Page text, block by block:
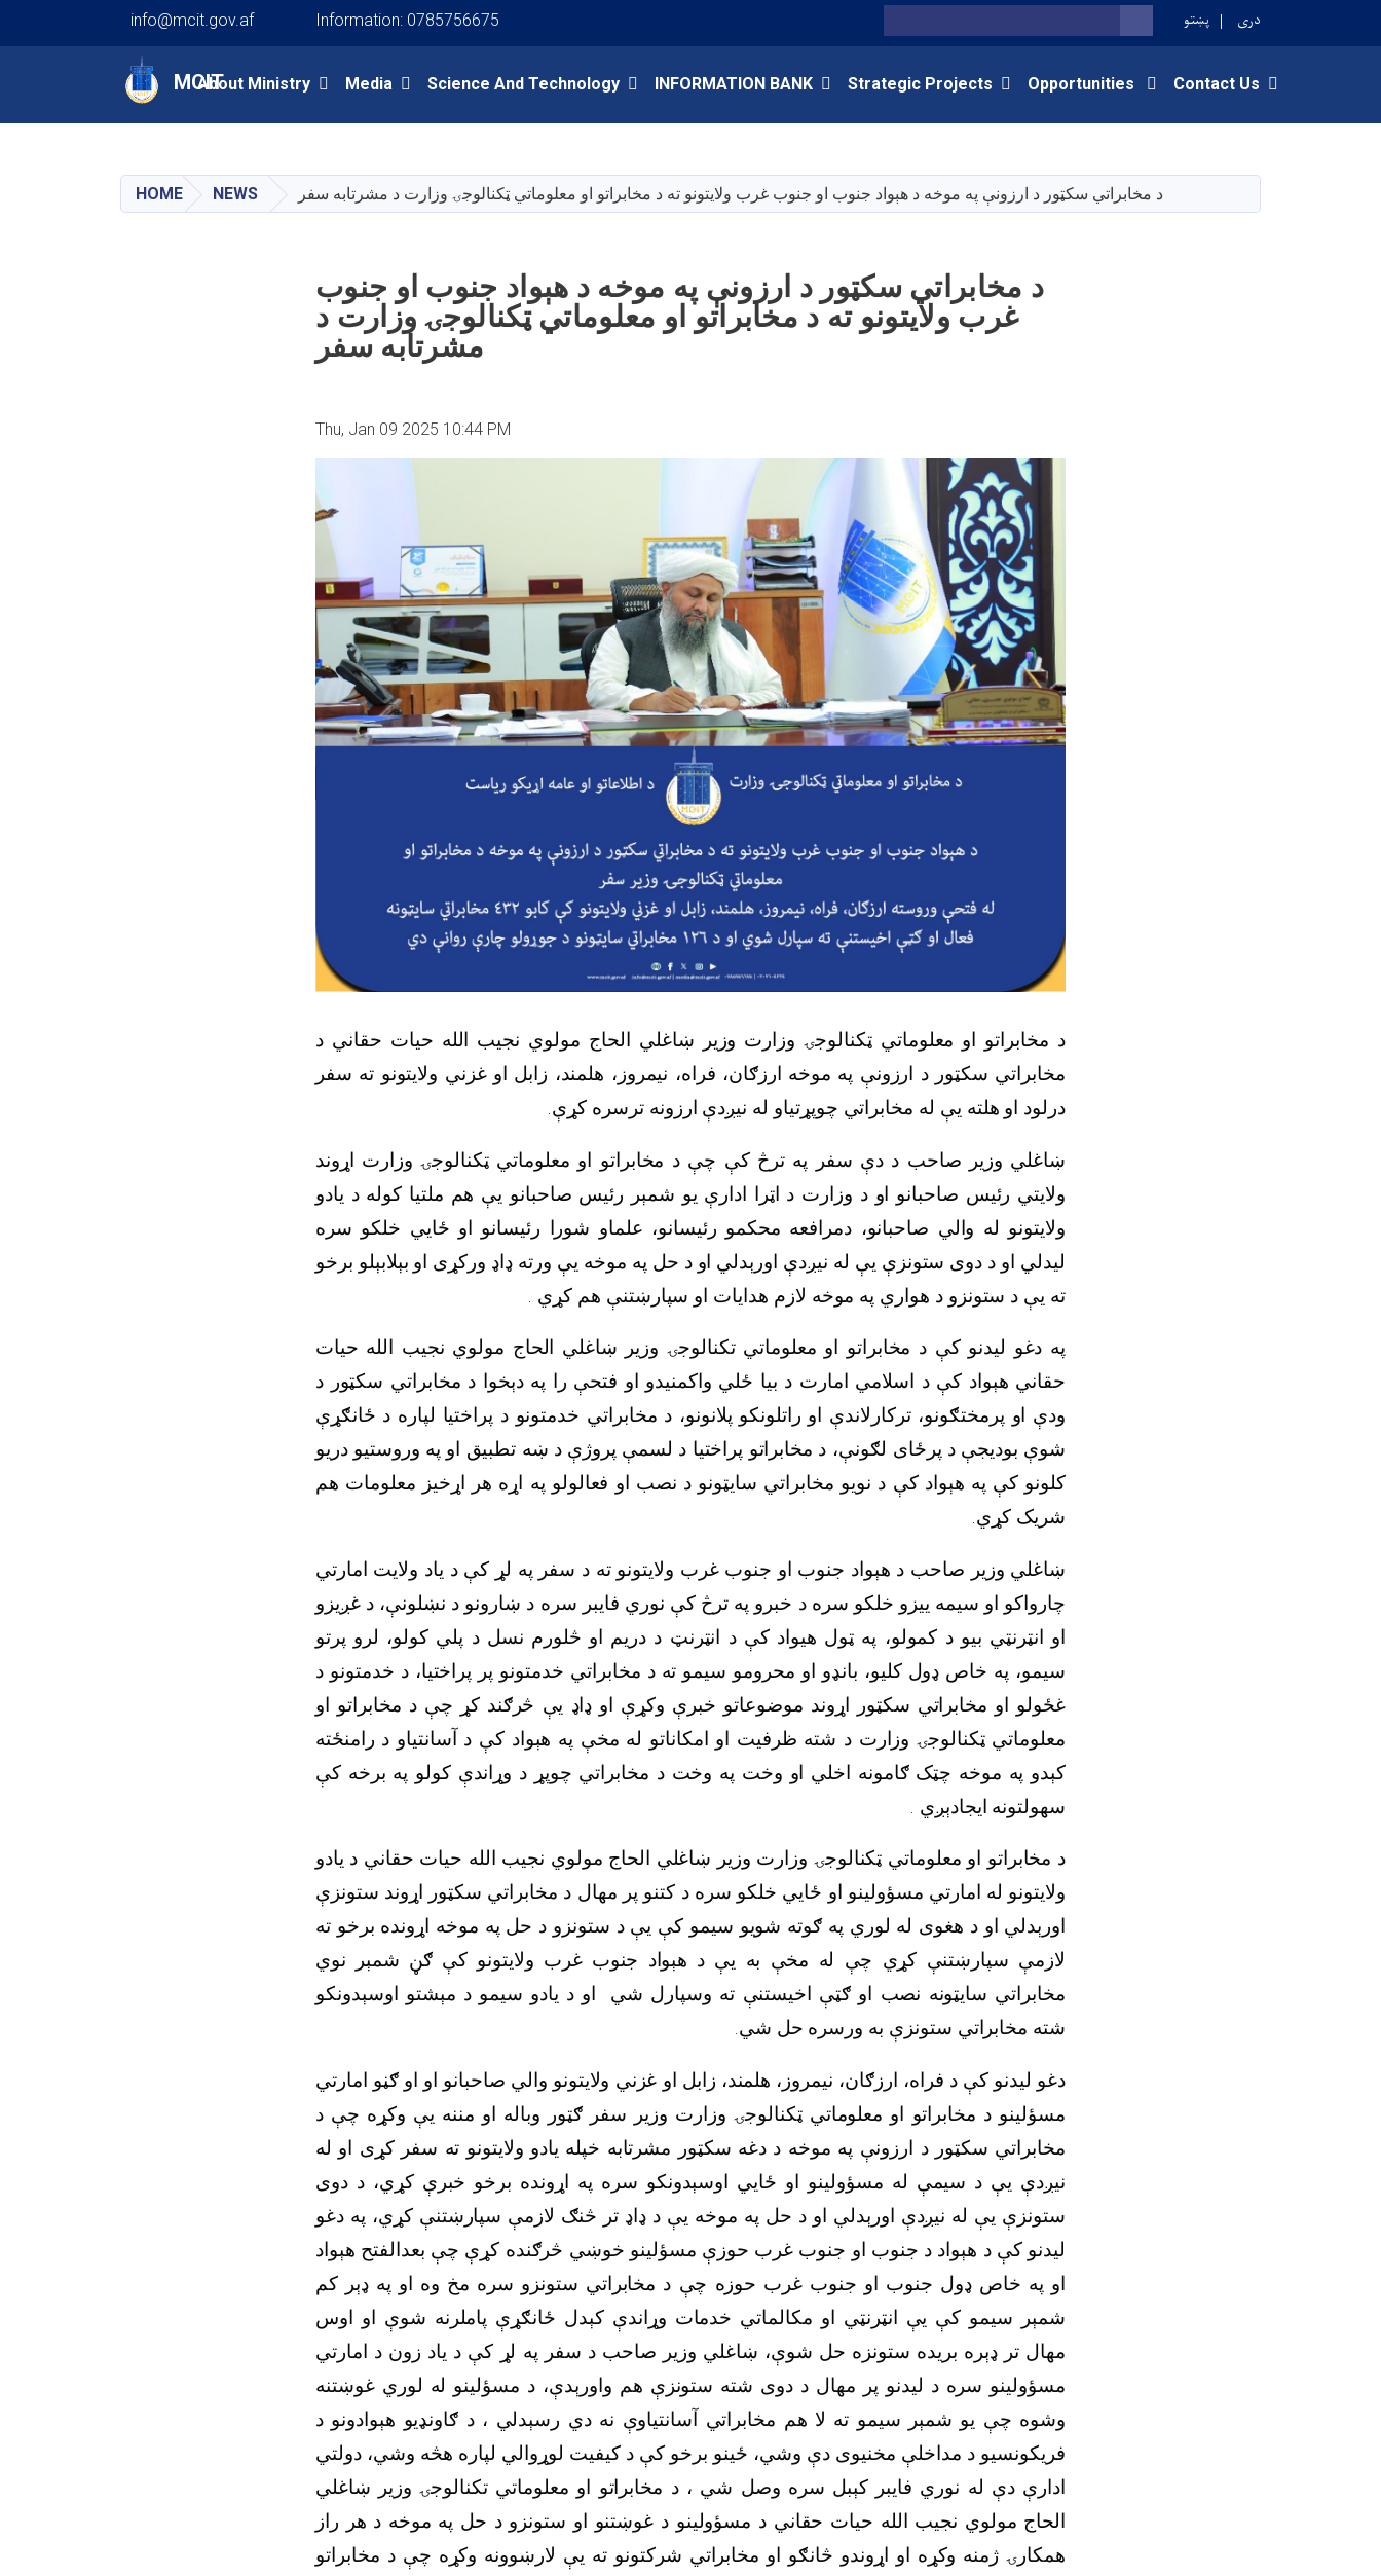
main
content
info@mcit.gov.af Information: 0785756675
SEARCH
پښتو دری
MCIT
Main navigation
About Ministry Media Science And Technology INFORMATION BANK Strategic Projects Opportunities Contact Us
HOME NEWS د مخابراتي سکټور د ارزونې په موخه د هېواد جنوب او جنوب غرب ولایتونو ته د مخابراتو او معلوماتي ټکنالوجۍ وزارت د مشرتابه سفر
د مخابراتي سکټور د ارزونې په موخه د هېواد جنوب او جنوب
غرب ولایتونو ته د مخابراتو او معلوماتي ټکنالوجۍ وزارت د
مشرتابه سفر
Thu, Jan 09 2025 10:44 PM
د مخابراتو او معلوماتي ټکنالوجۍ وزارت وزیر ښاغلي الحاج مولوي نجیب الله حیات حقاني د
مخابراتي سکټور د ارزونې په موخه ارزګان، فراه، نیمروز، هلمند، زابل او غزني ولایتونو ته سفر
درلود او هلته یې له مخابراتي چوپړتیاو له نیږدې ارزونه ترسره کړې.
ښاغلي وزیر صاحب د دې سفر په ترڅ کې چې د مخابراتو او معلوماتي ټکنالوجۍ وزارت اړوند
ولایتي رئیس صاحبانو او د وزارت د اټرا ادارې یو شمېر رئیس صاحبانو یې هم ملتیا کوله د یادو
ولایتونو له والي صاحبانو، دمرافعه محکمو رئیسانو، علماو شورا رئیسانو او ځايي خلکو سره
لیدلي او د دوی ستونزې یې له نیږدې اورېدلي او د حل په موخه یې ورته ډاډ ورکړی او بېلابېلو برخو
ته یې د ستونزو د هواري په موخه لازم هدایات او سپارښتنې هم کړي .
په دغو لیدنو کې د مخابراتو او معلوماتي تکنالوجۍ وزیر ښاغلي الحاج مولوي نجیب الله حیات
حقاني هېواد کې د اسلامي امارت د بیا ځلي واکمنیدو او فتحې را په دېخوا د مخابراتي سکټور د
ودې او پرمختګونو، ترکارلاندې او راتلونکو پلانونو، د مخابراتي خدمتونو د پراختیا لپاره د ځانګړې
شوې بودیجې د پرځای لګونې، د مخابراتو پراختیا د لسمې پروژې د ښه تطبیق او په وروستیو دریو
کلونو کې په هېواد کې د نویو مخابراتي سایټونو د نصب او فعالولو په اړه هر اړخیز معلومات هم
شریک کړي.
ښاغلي وزیر صاحب د هېواد جنوب او جنوب غرب ولایتونو ته د سفر په لړ کې د یاد ولایت امارتي
چارواکو او سیمه ییزو خلکو سره د خبرو په ترڅ کې نوري فایبر سره د ښارونو د نښلونې، د غږیزو
او انټرنټي بیو د کمولو، په ټول هیواد کې د انټرنټ د دریم او څلورم نسل د پلي کولو، لرو پرتو
سیمو، په خاص ډول کلیو، بانډو او محرومو سیمو ته د مخابراتي خدمتونو پر پراختیا، د خدمتونو د
غځولو او مخابراتي سکټور اړوند موضوعاتو خبرې وکړې او ډاډ یې څرګند کړ چې د مخابراتو او
معلوماتي ټکنالوجۍ وزارت د شته ظرفیت او امکاناتو له مخې په هېواد کې د آسانتیاو د رامنځته
کېدو په موخه چټک ګامونه اخلي او وخت په وخت د مخابراتي چوپړ د وړاندې کولو په برخه کې
سهولتونه ایجادېږي .
د مخابراتو او معلوماتي ټکنالوجۍ وزارت وزیر ښاغلي الحاج مولوي نجیب الله حیات حقاني د یادو
ولایتونو له امارتي مسؤولینو او ځایي خلکو سره د کتنو پر مهال د مخابراتي سکټور اړوند ستونزې
اورېدلي او د هغوی له لوري په ګوته شویو سیمو کې یې د ستونزو د حل په موخه اړونده برخو ته
لازمې سپارښتنې کړي چې له مخې به یې د هېواد جنوب غرب ولایتونو کې ګڼ شمېر نوي
مخابراتي سایټونه نصب او ګټې اخیستنې ته وسپارل شي او د یادو سیمو د مېشتو اوسېدونکو
شته مخابراتي ستونزې به ورسره حل شي.
دغو لیدنو کې د فراه، ارزګان، نیمروز، هلمند، زابل او غزني ولایتونو والي صاحبانو او او ګڼو امارتي
مسؤلینو د مخابراتو او معلوماتي ټکنالوجۍ وزارت وزیر سفر ګټور وباله او مننه یې وکړه چې د
مخابراتي سکټور د ارزونې په موخه د دغه سکټور مشرتابه خپله یادو ولایتونو ته سفر کړی او له
نیږدې یې د سیمې له مسؤولینو او ځايي اوسېدونکو سره په اړونده برخو خبرې کړي، د دوی
ستونزې یې له نیږدې اورېدلي او د حل په موخه یې د ډاډ تر څنګ لازمې سپارښتنې کړي، په دغو
لیدنو کې د هېواد د جنوب او جنوب غرب حوزې مسؤلینو خوښي څرګنده کړې چې بعدالفتح هېواد
او په خاص ډول جنوب او جنوب غرب حوزه چې د مخابراتي ستونزو سره مخ وه او په ډېر کم
شمېر سیمو کې یې انټرنټي او مکالماتي خدمات وړاندې کېدل ځانګړې پاملرنه شوې او اوس
مهال تر ډېره بریده ستونزه حل شوې، ښاغلي وزیر صاحب د سفر په لړ کې د یاد زون د امارتي
مسؤولینو سره د لیدنو پر مهال د دوی شته ستونزې هم واورېدې، د مسؤلینو له لوري غوښتنه
وشوه چې یو شمېر سیمو ته لا هم مخابراتي آسانتیاوې نه دي رسېدلي ، د ګاونډیو هېوادونو د
فریکونسیو د مداخلې مخنیوی دې وشي، ځینو برخو کې د کیفیت لوړوالي لپاره هڅه وشي، دولتي
ادارې دې له نوري فایبر کېبل سره وصل شي ، د مخابراتو او معلوماتي تکنالوجۍ وزیر ښاغلي
الحاج مولوي نجیب الله حیات حقاني د مسؤولینو د غوښتنو او ستونزو د حل په موخه د هر راز
همکارۍ ژمنه وکړه او اړوندو څانګو او مخابراتي شرکتونو ته یې لارښوونه وکړه چې د مخابراتو